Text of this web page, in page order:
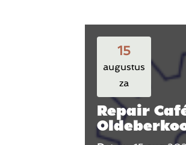
15
augustus
za
Repair